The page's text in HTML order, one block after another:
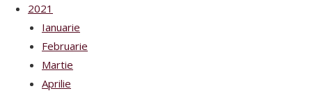
2021
Ianuarie
Februarie
Martie
Aprilie